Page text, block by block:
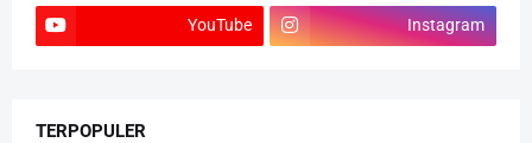
YouTube Instagram
TERPOPULER